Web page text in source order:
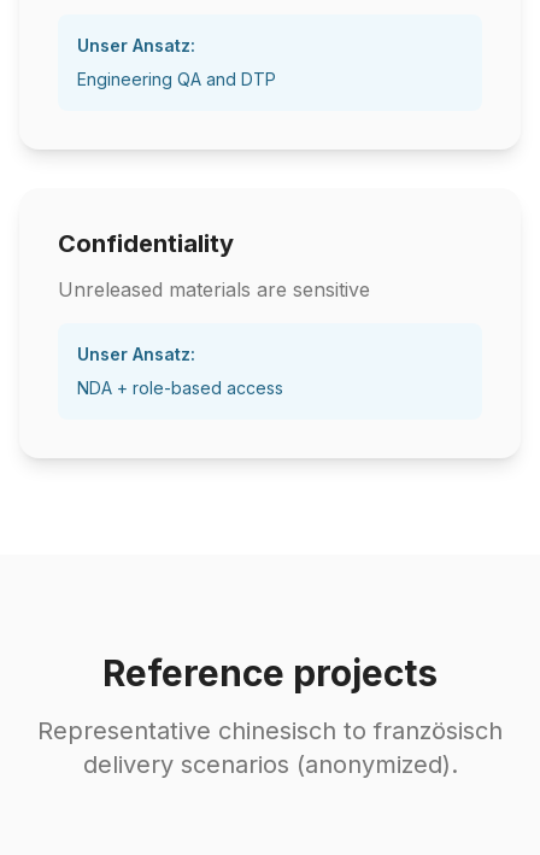
Unser Ansatz:
Engineering QA and DTP
Confidentiality
Unreleased materials are sensitive
Unser Ansatz:
NDA + role-based access
Reference projects
Representative chinesisch to französisch
delivery scenarios (anonymized).